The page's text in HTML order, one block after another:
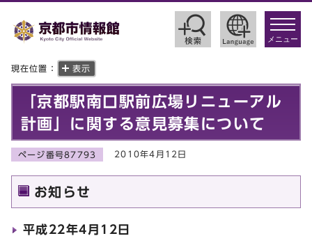
toggle
メニュー
現在位置： 表示
「京都駅南口駅前広場リニューアル
計画」に関する意見募集について
ページ番号87793 2010年4月12日
お知らせ
平成22年4月12日